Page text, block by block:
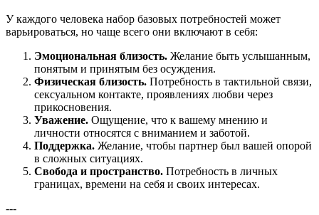
У каждого человека набор базовых потребностей может
варьироваться, но чаще всего они включают в себя:
Эмоциональная близость. Желание быть услышанным,
понятым и принятым без осуждения.
Физическая близость. Потребность в тактильной связи,
сексуальном контакте, проявлениях любви через
прикосновения.
Уважение. Ощущение, что к вашему мнению и
личности относятся с вниманием и заботой.
Поддержка. Желание, чтобы партнер был вашей опорой
в сложных ситуациях.
Свобода и пространство. Потребность в личных
границах, времени на себя и своих интересах.
---